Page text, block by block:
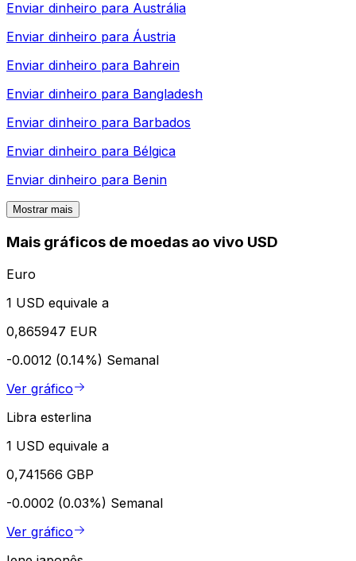
Enviar dinheiro para Austrália
Enviar dinheiro para Áustria
Enviar dinheiro para Bahrein
Enviar dinheiro para Bangladesh
Enviar dinheiro para Barbados
Enviar dinheiro para Bélgica
Enviar dinheiro para Benin
Mostrar mais
Mais gráficos de moedas ao vivo USD
Euro
1 USD equivale a
0,865947 EUR
-0.0012 (0.14%) Semanal
Ver gráfico
Libra esterlina
1 USD equivale a
0,741566 GBP
-0.0002 (0.03%) Semanal
Ver gráfico